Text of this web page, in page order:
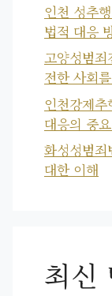
인천 성추
법적 대응
고양성범
전한 사회
인천강제
대응의 중
화성성범
대한 이해
최신